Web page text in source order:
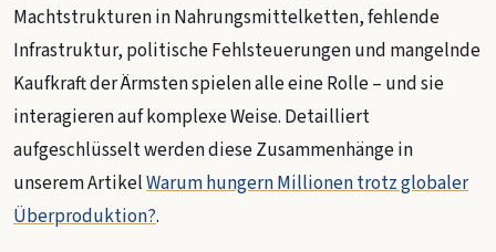
Machtstrukturen in Nahrungsmittelketten, fehlende
Infrastruktur, politische Fehlsteuerungen und mangelnde
Kaufkraft der Ärmsten spielen alle eine Rolle – und sie
interagieren auf komplexe Weise. Detailliert
aufgeschlüsselt werden diese Zusammenhänge in
unserem ArtikelWarum hungern Millionen trotz globaler
Überproduktion?.